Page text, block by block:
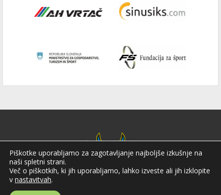
Piškotke uporabljamo za zagotavljanje najboljše izkušnje na
naši spletni strani.
Več o piškotkih, ki jih uporabljamo, lahko izveste ali jih izklopite
v nastavitvah.